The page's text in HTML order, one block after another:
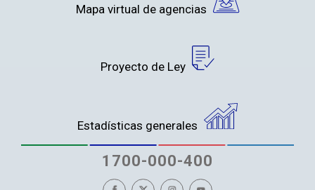
Mapa virtual de agencias
Proyecto de Ley
Estadísticas generales
1700-000-400